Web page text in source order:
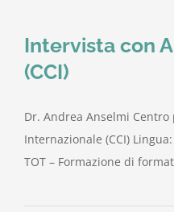
Intervista con
(CCI)
Dr. Andrea Anselmi Centro
Internazionale (CCI)
TOT – Formazione di